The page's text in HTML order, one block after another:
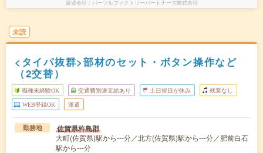
派遣会社 パーソルファクトリーパートナーズ株式会社
未読
<タイパ抜群>部材のセット・ボタン操作など
（2交替）
職種未経験OK 交通費別途支給あり 土日祝日が休み 残業なし
WEB登録OK 派遣
勤務地 佐賀県杵島郡
大町(佐賀県)駅から---分／北方(佐賀県)駅から---分／肥前白石
駅から---分